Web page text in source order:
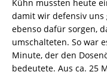
Kühn mussten heute
damit wir defensiv
ebenso dafür sorgen,
umschalteten. So war
Minute, der den
bedeutete. Aus ca. 25